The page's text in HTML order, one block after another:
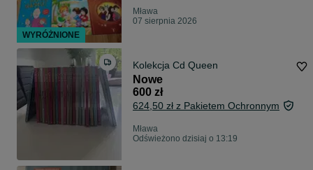
Mława
07 sierpnia 2026
Kolekcja Cd Queen
Nowe
600 zł
624,50 zł z Pakietem Ochronnym
Mława
Odświeżono dzisiaj o 13:19
WYRÓŻNIONE